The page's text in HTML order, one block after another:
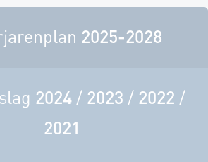
2025-2028
2024/ 2023 / 2022 /
2021